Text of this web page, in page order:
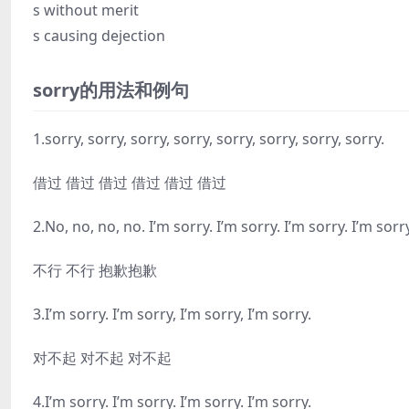
s without merit
s causing dejection
sorry的用法和例句
1.sorry, sorry, sorry, sorry, sorry, sorry, sorry, sorry.
借过 借过 借过 借过 借过 借过
2.No, no, no, no. I’m sorry. I’m sorry. I’m sorry. I’m
不行 不行 抱歉抱歉
3.I’m sorry. I’m sorry, I’m sorry, I’m sorry.
对不起 对不起 对不起
4.I’m sorry. I’m sorry. I’m sorry. I’m sorry.